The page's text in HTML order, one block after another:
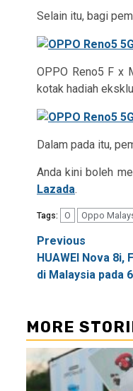
Selain itu, bagi
OPPO Reno5 F x
kotak hadiah
Dalam pada itu,
Anda kini boleh
Lazada.
Tags: O Oppo
Post
Previous
HUAWEI Nova
di Malaysia pada
MORE